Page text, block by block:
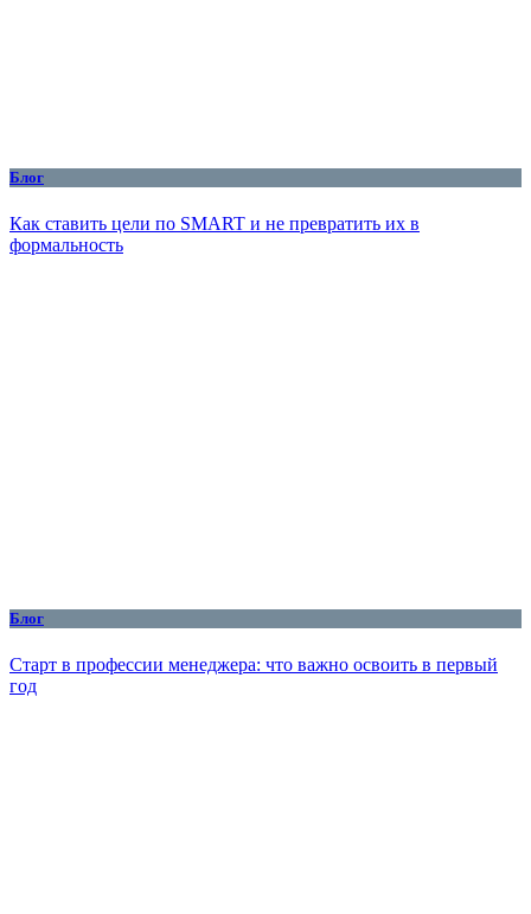
Блог
Как ставить цели по SMART и не превратить их в
формальность
Блог
Старт в профессии менеджера: что важно освоить в первый
год